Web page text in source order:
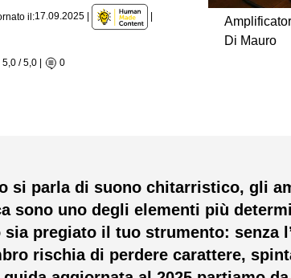
il:17.09.2025
5,0 / 5,0 | 0
Di Mauro
si parla di suono chitarristico, gli
sono uno degli elementi più
sia pregiato il tuo strumento: senza
rischia di perdere carattere,